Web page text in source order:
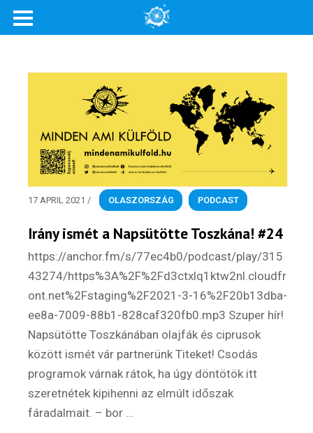
Külföldre költöznék!
Szakértőink
Beutazási engedélyek
Online bolt
Rendezvények
BLOG
Partnerprogram
Oszd meg történeted!
Külföldi munkaajánlatok
17 APRIL 2021 / OLASZORSZÁG , PODCAST
Irány ismét a Napsütötte Toszkána! #24
https://anchor.fm/s/77ec4b0/podcast/play/315
43274/https%3A%2F%2Fd3ctxlq1ktw2nl.cloudfr
ont.net%2Fstaging%2F2021-3-16%2F20b13dba-
ee8a-7009-88b1-828caf320fb0.mp3 Szuper hír!
Napsütötte Toszkánában olajfák és ciprusok
között ismét vár partnerünk Titeket! Csodás
programok várnak rátok, ha úgy döntötök itt
szeretnétek kipihenni az elmúlt időszak
fáradalmait. – bor …